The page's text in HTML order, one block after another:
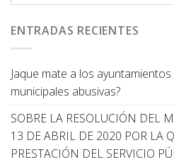
ENTRADAS RECIENTES
Jaque mate a los
municipales abusivas?
SOBRE LA RESOLUCIÓN DEL
13 DE ABRIL DE 2020 POR LA
PRESTACIÓN DEL SERVICIO